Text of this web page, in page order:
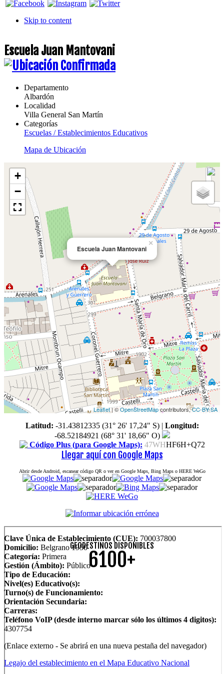
Skip to content
Escuela Juan Mantovani
Departamento
Albardón
Localidad
Villa General San Martín
Categorías
Escuelas / Establecimientos Educativos
Mapa de Ubicación
Escuela Juan Mantovani
×
+
−
Leaflet| ©OpenStreetMapcontributors,CC-BY-SA
Latitud: -31.43812335 (31° 26' 17,24" S)| Longitud:
-68.52184921 (68° 31' 18,66" O)
Código Plus (para Google Maps): 47WHHF6H+Q72
Llegar aquí con Google Maps
Abrir desde Android, escanear código QR o ver en Google Maps, Bing Maps o HERE WeGo
Clave Única de Establecimiento (CUE): 700037800
Domicilio: Belgrano 1950
Categoría: Primera
Gestión (Ámbito): Público
Tipo de Educación:
Nivel(es) Educativo(s):
Turno(s) de Funcionamiento:
Orientación Secundaria:
Carreras:
Teléfono VoIP (desde interno marcar sólo los últimos 4 digitos):
4307754
(Enlace externo - Se abrirá en una nueva pestaña del navegador)
Legajo del establecimiento en el Mapa Educativo Nacional
GEODESTINOS DISPONIBLES
6100+